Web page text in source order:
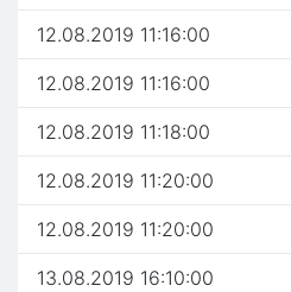
12.08.2019 11:16:00
12.08.2019 11:16:00
12.08.2019 11:18:00
12.08.2019 11:20:00
12.08.2019 11:20:00
13.08.2019 16:10:00